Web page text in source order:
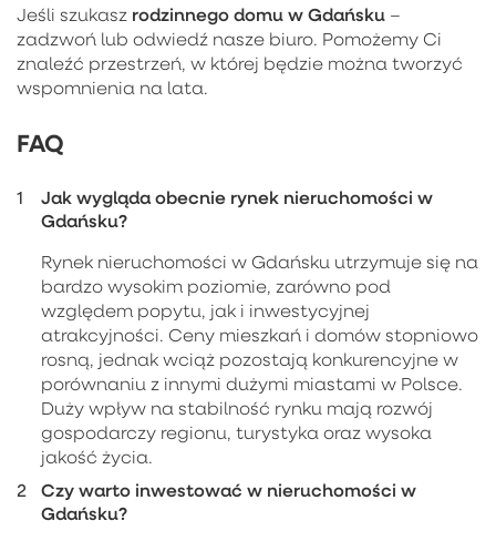
Jeśli szukasz rodzinnego domu w Gdańsku –
zadzwoń lub odwiedź nasze biuro. Pomożemy Ci
znaleźć przestrzeń, w której będzie można tworzyć
wspomnienia na lata.
FAQ
Jak wygląda obecnie rynek nieruchomości w
Gdańsku?
Rynek nieruchomości w Gdańsku utrzymuje się na
bardzo wysokim poziomie, zarówno pod
względem popytu, jak i inwestycyjnej
atrakcyjności. Ceny mieszkań i domów stopniowo
rosną, jednak wciąż pozostają konkurencyjne w
porównaniu z innymi dużymi miastami w Polsce.
Duży wpływ na stabilność rynku mają rozwój
gospodarczy regionu, turystyka oraz wysoka
jakość życia.
Czy warto inwestować w nieruchomości w
Gdańsku?